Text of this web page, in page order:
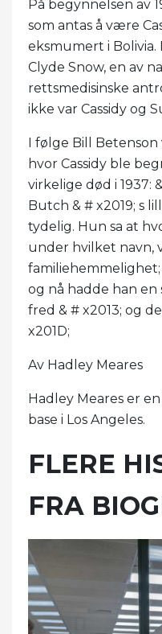
På begynnelsen av
som antas å være
eksmumert i
Clyde Snow, en av
rettsmedisinske
ikke var Cassidy og
I følge Bill
hvor Cassidy ble
virkelige død i 1937:
Butch & # x2019; s
tydelig. Hun sa at
under hvilket navn,
og nå hadde han en
fred & # x2013; og
x201D;
Av Hadley Meares
Hadley Meares er
base i Los Angeles.
FLERE
FRA